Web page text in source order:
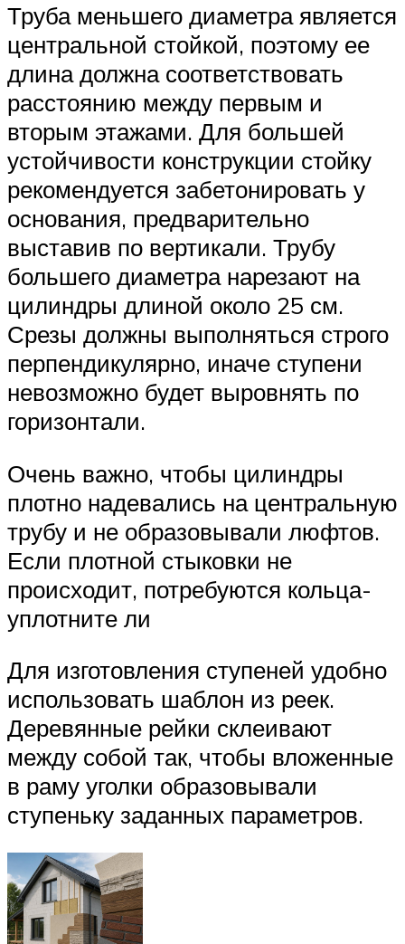
Труба меньшего диаметра является
центральной стойкой, поэтому ее
длина должна соответствовать
расстоянию между первым и
вторым этажами. Для большей
устойчивости конструкции стойку
рекомендуется забетонировать у
основания, предварительно
выставив по вертикали. Трубу
большего диаметра нарезают на
цилиндры длиной около 25 см.
Срезы должны выполняться строго
перпендикулярно, иначе ступени
невозможно будет выровнять по
горизонтали.
Очень важно, чтобы цилиндры
плотно надевались на центральную
трубу и не образовывали люфтов.
Если плотной стыковки не
происходит, потребуются кольца-
уплотните ли
Для изготовления ступеней удобно
использовать шаблон из реек.
Деревянные рейки склеивают
между собой так, чтобы вложенные
в раму уголки образовывали
ступеньку заданных параметров.